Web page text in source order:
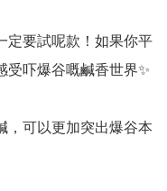
定要試呢款！如果你平
受吓爆谷嘅鹹香世界✨
，可以更加突出爆谷本